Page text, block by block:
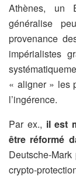
Athènes, un
généralise
provenance
impérialistes
« aligner » les
l’ingérence.
Par ex., il est
être réformé
Deutsche-
crypto-